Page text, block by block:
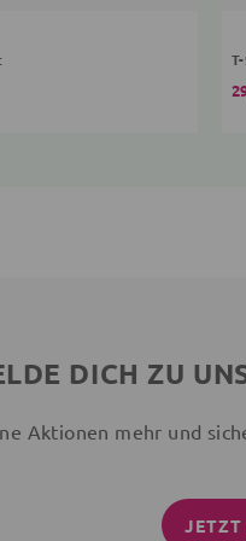
DICH ZU
Aktionen mehr und